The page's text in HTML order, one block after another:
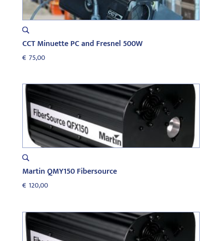
CCT Minuette PC and Fresnel 500W
€ 75,00
Martin QMY150 Fibersource
€ 120,00